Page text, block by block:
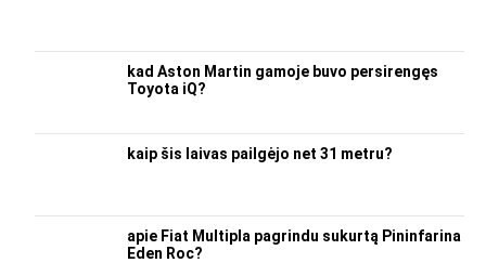
kad Aston Martin gamoje buvo persirengęs
Toyota iQ?
kaip šis laivas pailgėjo net 31 metru?
apie Fiat Multipla pagrindu sukurtą Pininfarina
Eden Roc?